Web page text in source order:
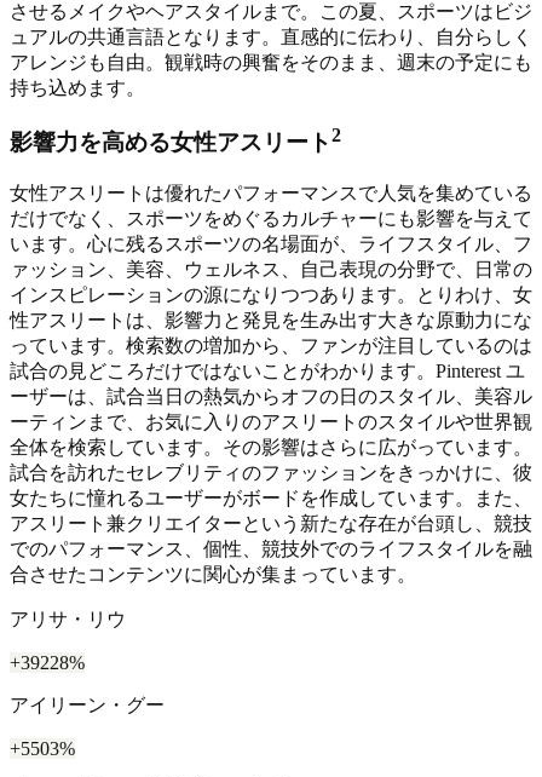
させるメイクやヘアスタイルまで。この夏、スポーツはビジ
ュアルの共通言語となります。直感的に伝わり、自分らしく
アレンジも自由。観戦時の興奮をそのまま、週末の予定にも
持ち込めます。
影響力を高める女性アスリート2
女性アスリートは優れたパフォーマンスで人気を集めている
だけでなく、スポーツをめぐるカルチャーにも影響を与えて
います。心に残るスポーツの名場面が、ライフスタイル、フ
ァッション、美容、ウェルネス、自己表現の分野で、日常の
インスピレーションの源になりつつあります。とりわけ、女
性アスリートは、影響力と発見を生み出す大きな原動力にな
っています。検索数の増加から、ファンが注目しているのは
試合の見どころだけではないことがわかります。Pinterest ユ
ーザーは、試合当日の熱気からオフの日のスタイル、美容ル
ーティンまで、お気に入りのアスリートのスタイルや世界観
全体を検索しています。その影響はさらに広がっています。
試合を訪れたセレブリティのファッションをきっかけに、彼
女たちに憧れるユーザーがボードを作成しています。また、
アスリート兼クリエイターという新たな存在が台頭し、競技
でのパフォーマンス、個性、競技外でのライフスタイルを融
合させたコンテンツに関心が集まっています。
アリサ・リウ
+39228%
アイリーン・グー
+5503%